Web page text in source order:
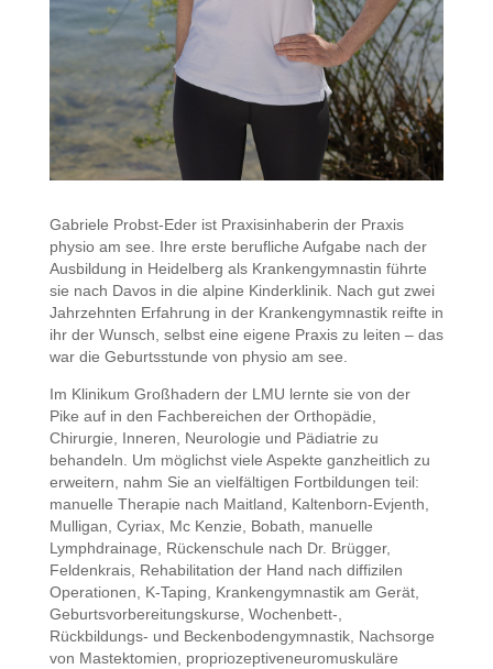
Gabriele Probst-Eder ist Praxisinhaberin der Praxis
physio am see. Ihre erste berufliche Aufgabe nach der
Ausbildung in Heidelberg als Krankengymnastin führte
sie nach Davos in die alpine Kinderklinik. Nach gut zwei
Jahrzehnten Erfahrung in der Krankengymnastik reifte in
ihr der Wunsch, selbst eine eigene Praxis zu leiten – das
war die Geburtsstunde von physio am see.
Im Klinikum Großhadern der LMU lernte sie von der
Pike auf in den Fachbereichen der Orthopädie,
Chirurgie, Inneren, Neurologie und Pädiatrie zu
behandeln. Um möglichst viele Aspekte ganzheitlich zu
erweitern, nahm Sie an vielfältigen Fortbildungen teil:
manuelle Therapie nach Maitland, Kaltenborn-Evjenth,
Mulligan, Cyriax, Mc Kenzie, Bobath, manuelle
Lymphdrainage, Rückenschule nach Dr. Brügger,
Feldenkrais, Rehabilitation der Hand nach diffizilen
Operationen, K-Taping, Krankengymnastik am Gerät,
Geburtsvorbereitungskurse, Wochenbett-,
Rückbildungs- und Beckenbodengymnastik, Nachsorge
von Mastektomien, propriozeptiveneuromuskuläre